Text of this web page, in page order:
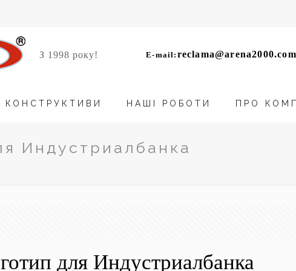
З 1998 року! E-mail:
КОНСТРУКТИВИ НАШІ РОБОТИ ПРО
Индустриалбанка
для Индустриалбанка